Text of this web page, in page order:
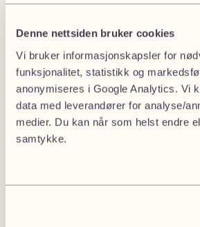
Denne nettsiden bruker cookies
Vi bruker informasjonskapsler for
funksjonalitet, statistikk og
anonymiseres i Google Analytics. Vi
data med leverandører for analyse/
medier. Du kan når som helst endre
samtykke.
har gjort seg skyldig igrovt
Avskjed kan være aktuelt ved:
Alvorligordrenekt
Tyveri, underslag eller
Trakasseringeller vold på
Rus på jobb
Ulovlig fravær